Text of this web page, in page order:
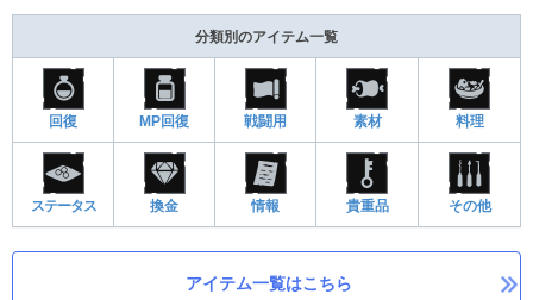
分類別のアイテム一覧
回復 MP回復 戦闘用 素材 料理
ステータス 換金 情報 貴重品 その他
アイテム一覧はこちら